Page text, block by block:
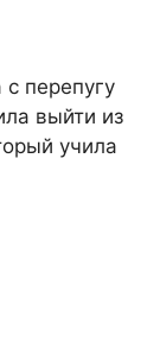
перепугу
выйти из
учила